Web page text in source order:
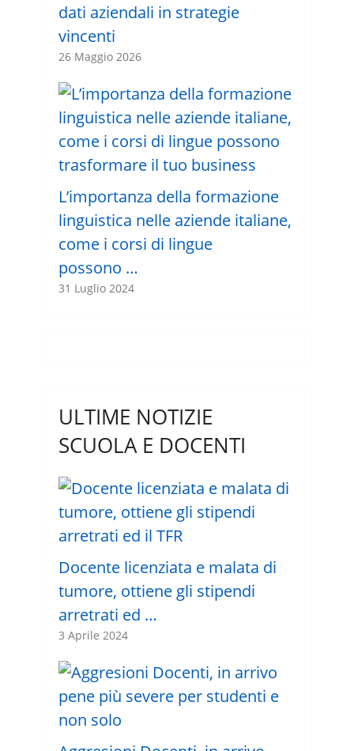
dati aziendali in strategie
vincenti
26 Maggio 2026
L’importanza della formazione
linguistica nelle aziende italiane,
come i corsi di lingue
possono …
31 Luglio 2024
ULTIME NOTIZIE
SCUOLA E DOCENTI
Docente licenziata e malata di
tumore, ottiene gli stipendi
arretrati ed …
3 Aprile 2024